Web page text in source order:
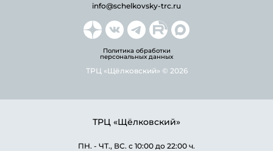
info@schelkovsky-trc.ru
Политика обработки
персональных данных
ТРЦ «Щёлковский» © 2026
ТРЦ «Щёлковский»
ПН. - ЧТ., ВС. с 10:00 до 22:00 ч.